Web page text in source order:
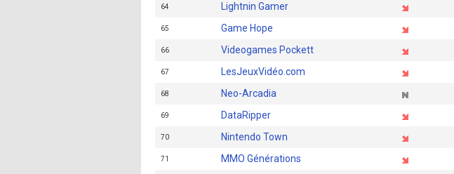
64 Lightnin Gamer
65 Game Hope
66 Videogames Pockett
67 LesJeuxVidéo.com
68 Neo-Arcadia
69 DataRipper
70 Nintendo Town
71 MMO Générations